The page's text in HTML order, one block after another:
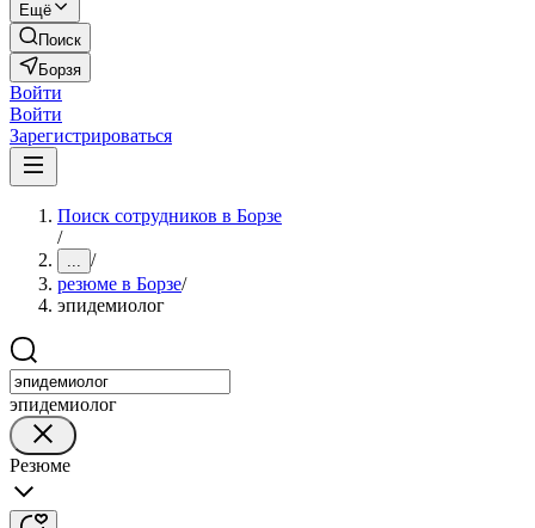
Ещё
Поиск
Борзя
Войти
Войти
Зарегистрироваться
Поиск сотрудников в Борзе
/
... /
резюме в Борзе/
эпидемиолог
эпидемиолог
Резюме